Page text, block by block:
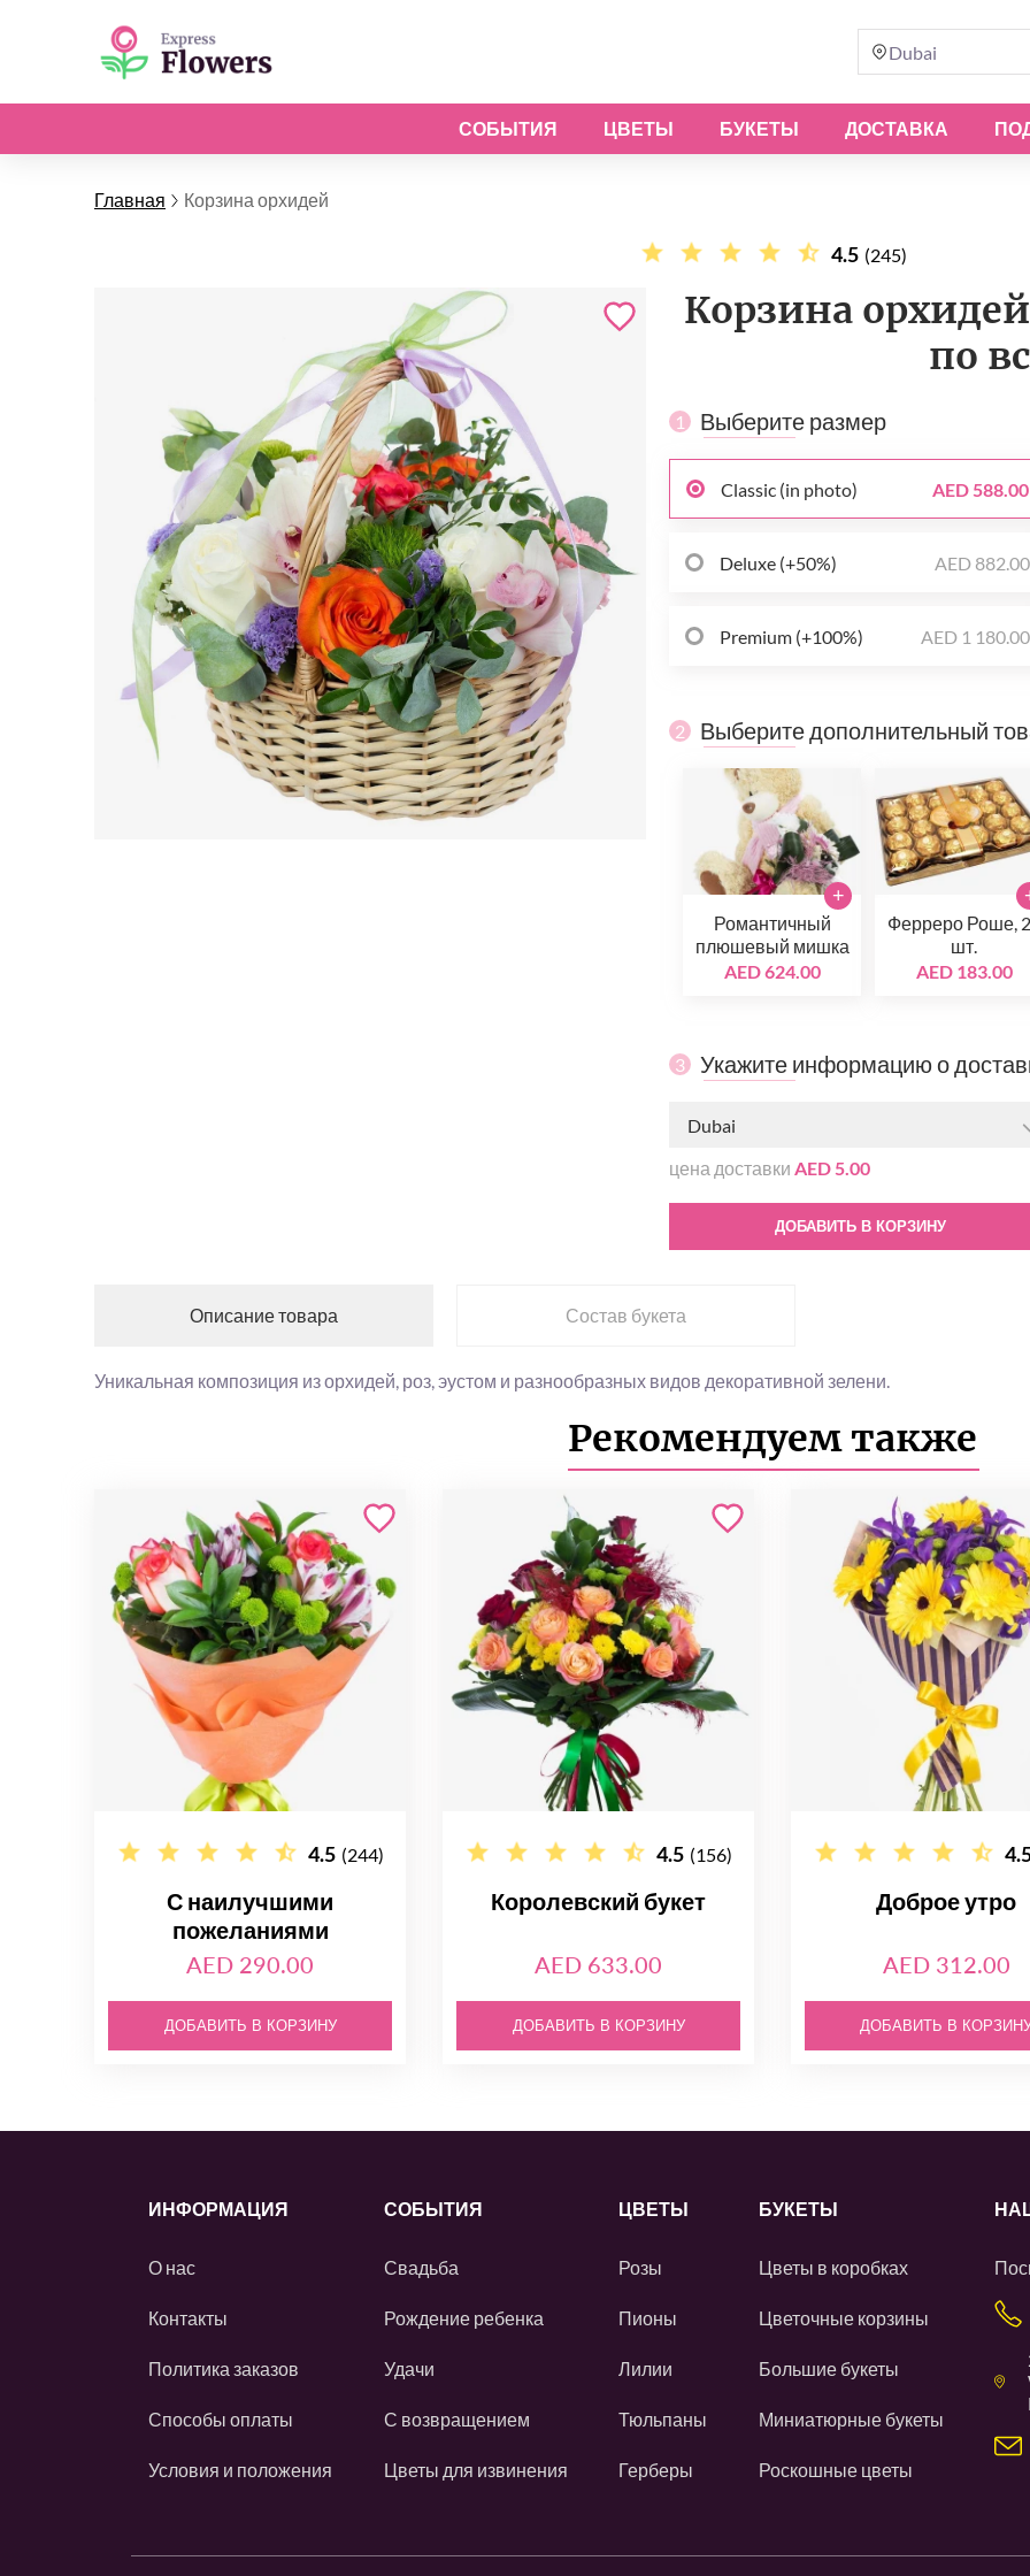
Dubai
СОБЫТИЯ ЦВЕТЫ БУКЕТЫ ДОСТАВКА
Главная Корзина орхидей
4.5 (245)
Корзина
по
1 Выберите размер
Classic (in photo) AED 588.00
Deluxe (+50%) AED 882.00
Premium (+100%) AED 1 180.00
2 Выберите дополнительный
Романтичный
плюшевый мишка
AED 624.00
+
Ферреро Роше,
шт.
AED 183.00
3 Укажите информацию о
Dubai
цена доставкиAED 5.00
ДОБАВИТЬ В КОРЗИНУ
Описание товара Состав букета
Уникальная композиция из орхидей, роз, эустом и разнообразных видов декоративной зелени.
Рекомендуем также
4.5 (244)
С наилучшими
пожеланиями
AED 290.00
ДОБАВИТЬ В КОРЗИНУ
4.5 (156)
Королевский букет
AED 633.00
ДОБАВИТЬ В КОРЗИНУ
Доброе утро
AED 312.00
ДОБАВИТЬ В
ИНФОРМАЦИЯ
О нас
Контакты
Политика заказов
Способы оплаты
Условия и положения
СОБЫТИЯ
Свадьба
Рождение ребенка
Удачи
С возвращением
Цветы для извинения
ЦВЕТЫ
Розы
Пионы
Лилии
Тюльпаны
Герберы
БУКЕТЫ
Цветы в коробках
Цветочные корзины
Большие букеты
Миниатюрные букеты
Роскошные цветы